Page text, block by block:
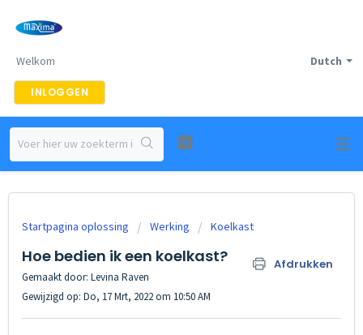
Dutch
Welkom
INLOGGEN
Startpagina oplossing Werking Koelkast
Hoe bedien ik een koelkast? Afdrukken
Gemaakt door: Levina Raven
Gewijzigd op: Do, 17 Mrt, 2022 om 10:50 AM